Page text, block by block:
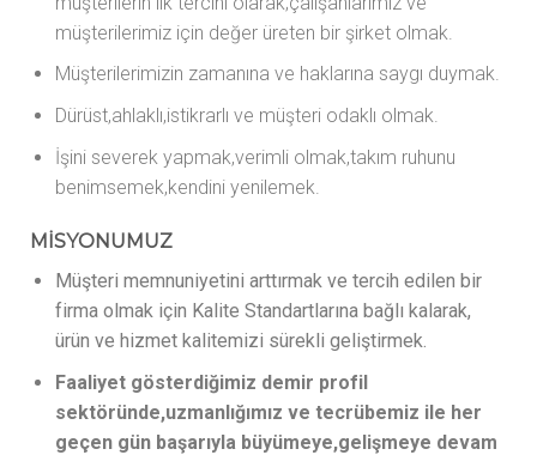
müşterilerimiz için değer üreten bir şirket olmak.
Müşterilerimizin zamanına ve haklarına saygı duymak.
Dürüst,ahlaklı,istikrarlı ve müşteri odaklı olmak.
İşini severek yapmak,verimli olmak,takım ruhunu
benimsemek,kendini yenilemek.
MİSYONUMUZ
Müşteri memnuniyetini arttırmak ve tercih edilen bir
firma olmak için Kalite Standartlarına bağlı kalarak,
ürün ve hizmet kalitemizi sürekli geliştirmek.
Faaliyet gösterdiğimiz demir profil
sektöründe,uzmanlığımız ve tecrübemiz ile her
geçen gün başarıyla büyümeye,gelişmeye devam